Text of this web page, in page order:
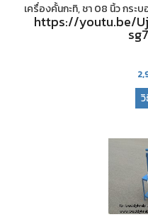
เครื่องคั้นกะทิ, ชา 08 นิ้ว กระบ
https://youtu.be/